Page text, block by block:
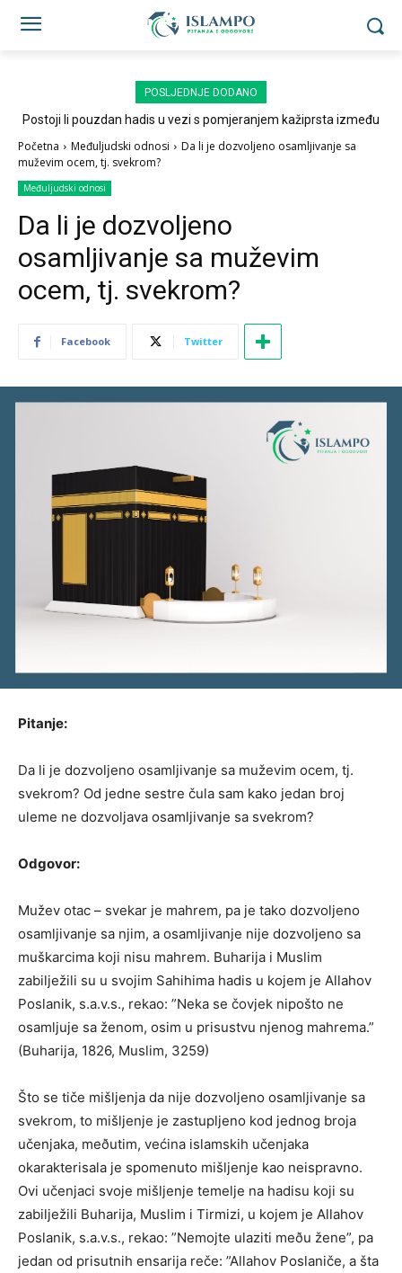
POSLJEDNJE DODANO
Postoji li pouzdan hadis u vezi s pomjeranjem kažiprsta između
Početna Međuljudski odnosi
Da li je dozvoljeno osamljivanje sa
muževim ocem, tj. svekrom?
Međuljudski odnosi
Da li je dozvoljeno
osamljivanje sa muževim
ocem, tj. svekrom?
Facebook Twitter
Pitanje:
Da li je dozvoljeno osamljivanje sa muževim ocem, tj.
svekrom? Od jedne sestre čula sam kako jedan broj
uleme ne dozvoljava osamljivanje sa svekrom?
Odgovor:
Mužev otac – svekar je mahrem, pa je tako dozvoljeno
osamljivanje sa njim, a osamljivanje nije dozvoljeno sa
muškarcima koji nisu mahrem. Buharija i Muslim
zabilježili su u svojim Sahihima hadis u kojem je Allahov
Poslanik, s.a.v.s., rekao: ”Neka se čovjek nipošto ne
osamljuje sa ženom, osim u prisustvu njenog mahrema.”
(Buharija, 1826, Muslim, 3259)
Što se tiče mišljenja da nije dozvoljeno osamljivanje sa
svekrom, to mišljenje je zastupljeno kod jednog broja
učenjaka, meðutim, većina islamskih učenjaka
okarakterisala je spomenuto mišljenje kao neispravno.
Ovi učenjaci svoje mišljenje temelje na hadisu koji su
zabilježili Buharija, Muslim i Tirmizi, u kojem je Allahov
Poslanik, s.a.v.s., rekao: ”Nemojte ulaziti meðu žene”, pa
jedan od prisutnih ensarija reče: ”Allahov Poslaniče, a šta